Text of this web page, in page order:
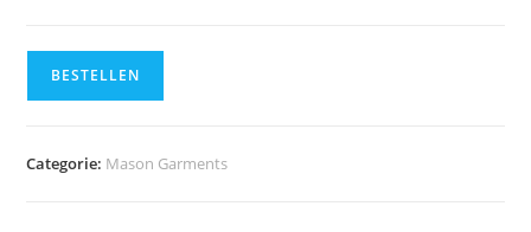
BESTELLEN
Categorie: Mason Garments